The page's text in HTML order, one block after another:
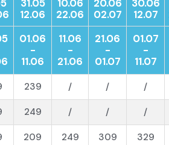
31.05
12.06
10.06
22.06
20.06
02.07
30.06
12.07
01.06
-
11.06
11.06
-
21.06
21.06
-
01.07
01.07
-
11.07
239 / / /
249 / / /
209 249 309 329